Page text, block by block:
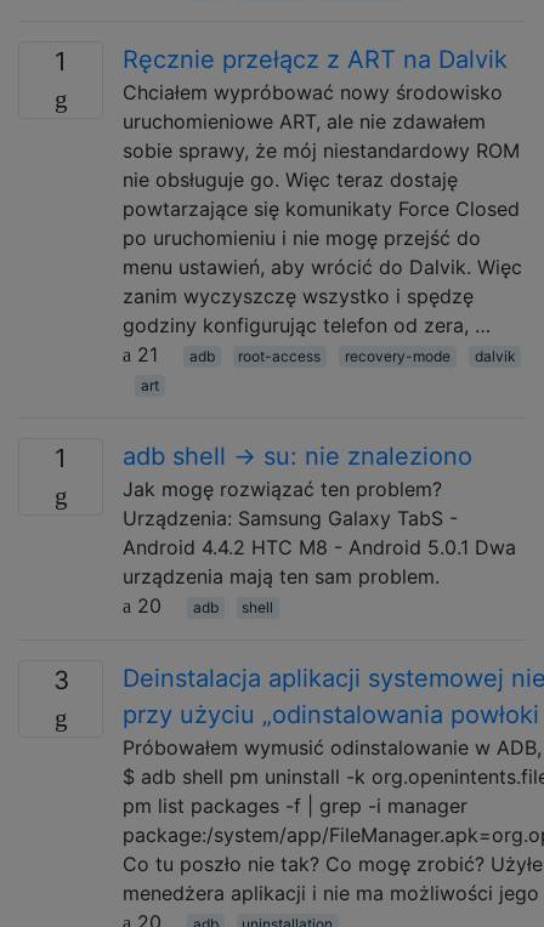
1 Ręcznie przełącz z ART na Dalvik
Chciałem wypróbować nowy środowisko
uruchomieniowe ART, ale nie zdawałem
sobie sprawy, że mój niestandardowy ROM
nie obsługuje go. Więc teraz dostaję
powtarzające się komunikaty Force Closed
po uruchomieniu i nie mogę przejść do
menu ustawień, aby wrócić do Dalvik. Więc
zanim wyczyszczę wszystko i spędzę
godziny konfigurując telefon od zera, …
21
adb root-access recovery-mode
dalvik
art
1 adb shell -> su: nie znaleziono
Jak mogę rozwiązać ten problem?
Urządzenia: Samsung Galaxy TabS -
Android 4.4.2 HTC M8 - Android 5.0.1 Dwa
urządzenia mają ten sam problem.
20
adb shell
3
Deinstalacja aplikacji systemowej
przy użyciu „odinstalowania
Próbowałem wymusić odinstalowanie w
$ adb shell pm uninstall -k
pm list packages -f | grep -i manager
package:/system/app/
Co tu poszło nie tak? Co mogę zrobić?
menedżera aplikacji i nie ma możliwości jego
20